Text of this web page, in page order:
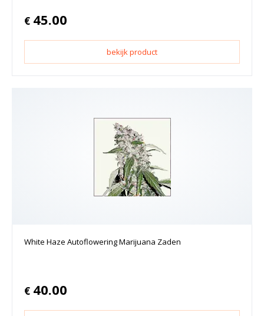
€ 45.00
bekijk product
White Haze Autoflowering Marijuana Zaden
€ 40.00